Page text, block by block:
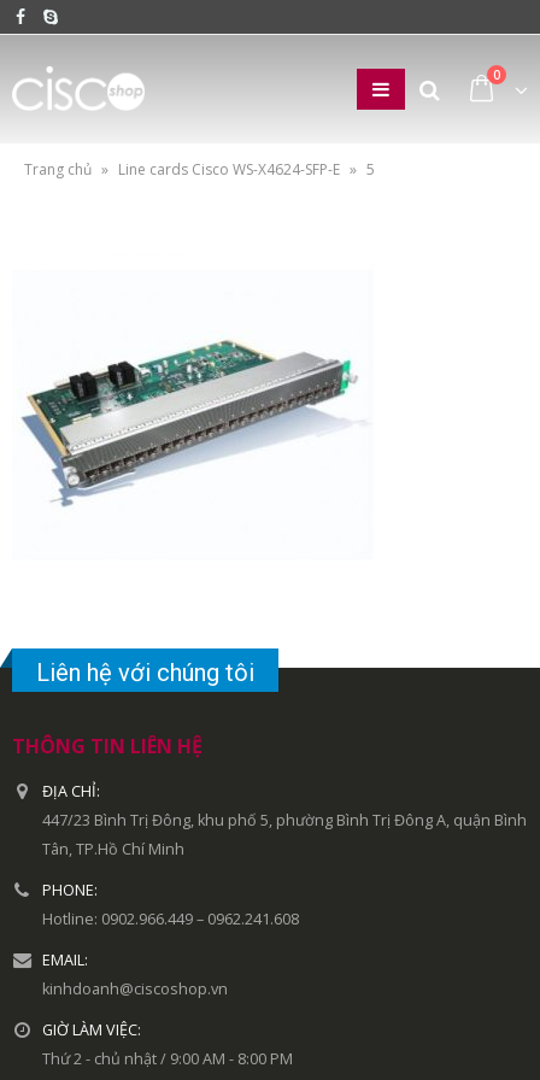
0
Trang chủ » Line cards Cisco WS-X4624-SFP-E » 5
Liên hệ với chúng tôi
THÔNG TIN LIÊN HỆ
ĐỊA CHỈ:
447/23 Bình Trị Đông, khu phố 5, phường Bình Trị Đông A, quận Bình
Tân, TP.Hồ Chí Minh
PHONE:
Hotline: 0902.966.449 – 0962.241.608
EMAIL:
kinhdoanh@ciscoshop.vn
GIỜ LÀM VIỆC:
Thứ 2 - chủ nhật / 9:00 AM - 8:00 PM